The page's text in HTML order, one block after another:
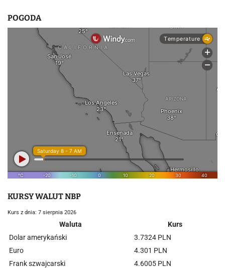
POGODA
KURSY WALUT NBP
Kurs z dnia: 7 sierpnia 2026
Waluta
Kurs
Dolar amerykański
3.7324 PLN
Euro
4.301 PLN
Frank szwajcarski
4.6005 PLN